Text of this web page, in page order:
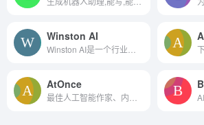
Winston AI
AtOnce